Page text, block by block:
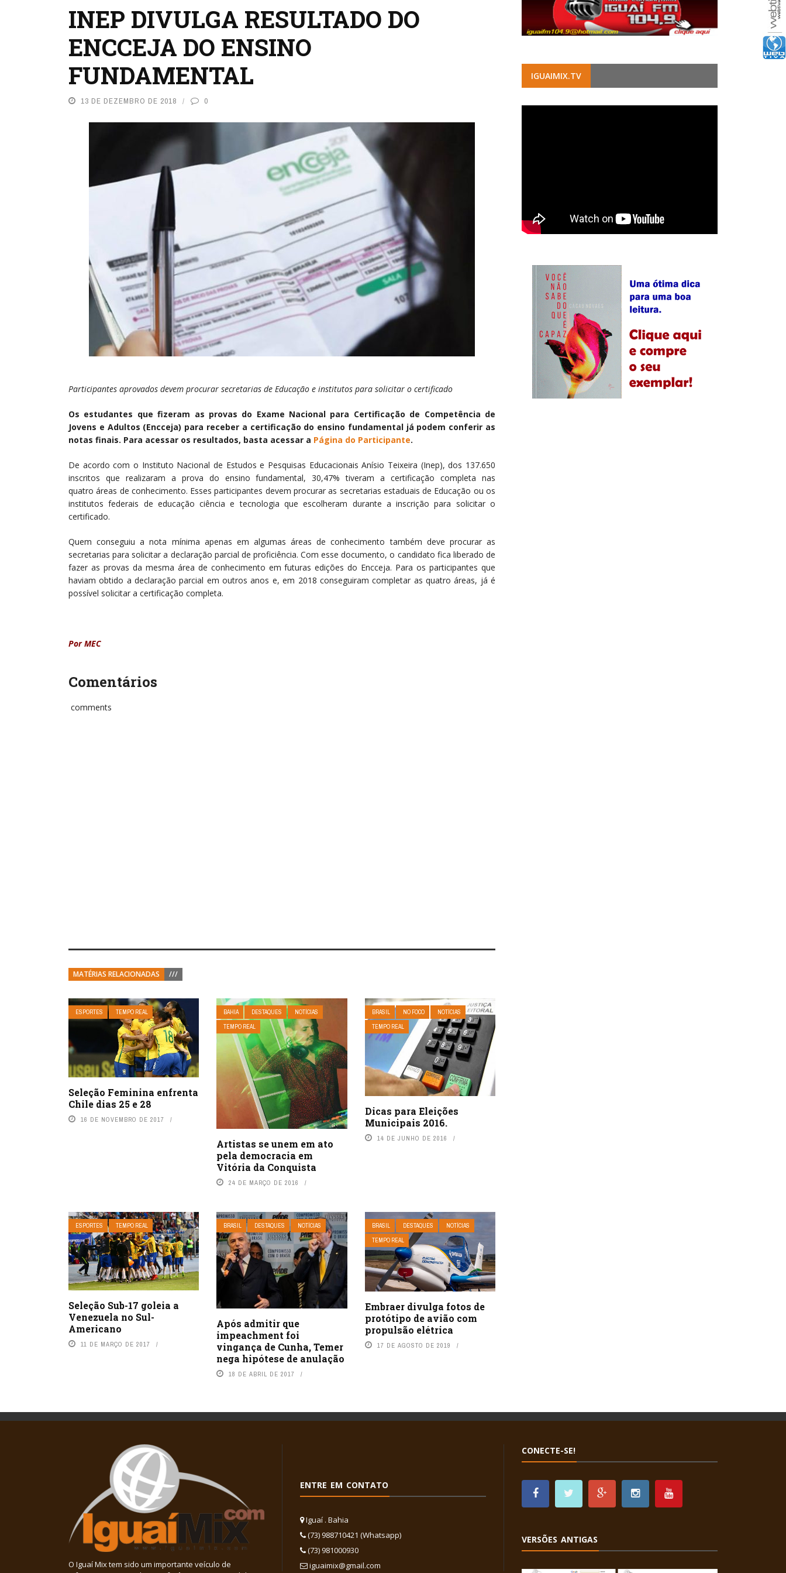
INEP DIVULGA RESULTADO DO
ENCCEJA DO ENSINO
FUNDAMENTAL
13 DE DEZEMBRO DE 2018 0
Participantes aprovados devem procurar secretarias de Educação e institutos para solicitar o certificado
Os estudantes que fizeram as provas do Exame Nacional para Certificação de Competência de
Jovens e Adultos (Encceja) para receber a certificação do ensino fundamental já podem conferir as
notas finais. Para acessar os resultados, basta acessar a Página do Participante.
De acordo com o Instituto Nacional de Estudos e Pesquisas Educacionais Anísio Teixeira (Inep), dos 137.650
inscritos que realizaram a prova do ensino fundamental, 30,47% tiveram a certificação completa nas
quatro áreas de conhecimento. Esses participantes devem procurar as secretarias estaduais de Educação ou os
institutos federais de educação ciência e tecnologia que escolheram durante a inscrição para solicitar o
certificado.
Quem conseguiu a nota mínima apenas em algumas áreas de conhecimento também deve procurar as
secretarias para solicitar a declaração parcial de proficiência. Com esse documento, o candidato fica liberado de
fazer as provas da mesma área de conhecimento em futuras edições do Encceja. Para os participantes que
haviam obtido a declaração parcial em outros anos e, em 2018 conseguiram completar as quatro áreas, já é
possível solicitar a certificação completa.
Por MEC
Comentários
comments
MATÉRIAS RELACIONADAS ///
ESPORTES TEMPO REAL
Seleção Feminina enfrenta
Chile dias 25 e 28
16 DE NOVEMBRO DE 2017
BAHIA DESTAQUES
NOTÍCIAS
TEMPO REAL
Artistas se unem em ato
pela democracia em
Vitória da Conquista
24 DE MARÇO DE 2016
BRASIL NO FOCO
NOTÍCIAS
TEMPO REAL
Dicas para Eleições
Municipais 2016.
14 DE JUNHO DE 2016
ESPORTES TEMPO REAL
Seleção Sub-17 goleia a
Venezuela no Sul-
Americano
11 DE MARÇO DE 2017
BRASIL DESTAQUES NOTÍCIAS
Após admitir que
impeachment foi
vingança de Cunha, Temer
nega hipótese de anulação
18 DE ABRIL DE 2017
BRASIL DESTAQUES
NOTÍCIAS
TEMPO REAL
Embraer divulga fotos de
protótipo de avião com
propulsão elétrica
17 DE AGOSTO DE 2019
IGUAIMIX.TV
O Iguaí Mix tem sido um importante veículo de
ENTRE EM CONTATO
Iguaí . Bahia
(73) 988710421 (Whatsapp)
(73) 981000930
iguaimix@gmail.com
CONECTE-SE!
VERSÕES ANTIGAS